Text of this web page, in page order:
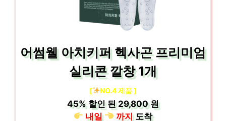
어썸웰 아치키퍼 헥사곤 프리미엄
실리콘 깔창 1개
[ NO.4 제품 ]
45% 할인 된29,800 원
내일
까지도착